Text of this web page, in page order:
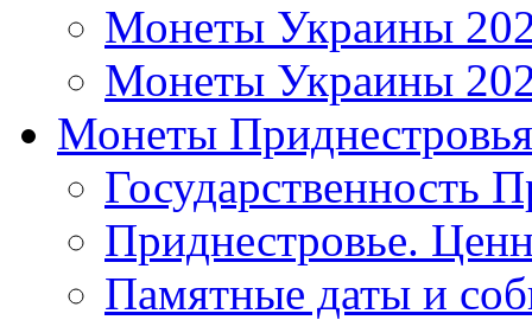
Монеты Украины
Монеты Украины
Монеты Приднестровья
Государственность
Приднестровье.
Памятные даты и